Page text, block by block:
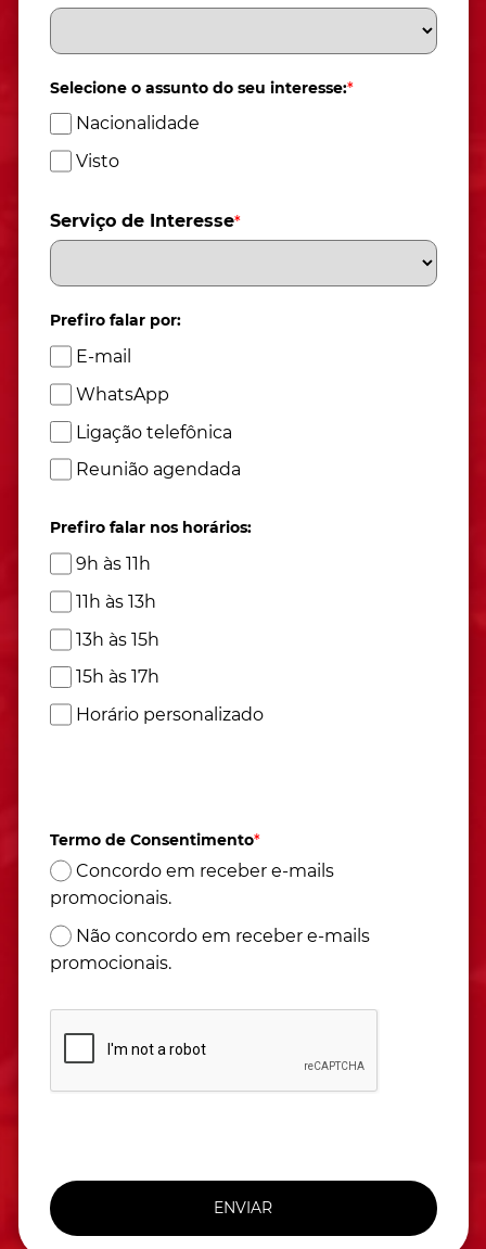
Selecione o assunto do seu interesse:*
Nacionalidade
Visto
Serviço de Interesse*
Prefiro falar por:
E-mail
WhatsApp
Ligação telefônica
Reunião agendada
Prefiro falar nos horários:
9h às 11h
11h às 13h
13h às 15h
15h às 17h
Horário personalizado
Termo de Consentimento*
Concordo em receber e-mails
promocionais.
Não concordo em receber e-mails
promocionais.
ENVIAR